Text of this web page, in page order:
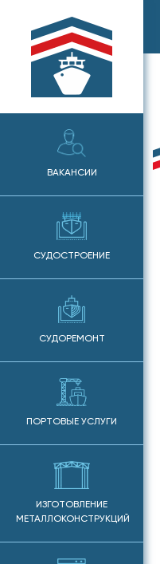
ВАКАНСИИ
СУДОСТРОЕНИЕ
СУДОРЕМОНТ
ПОРТОВЫЕ УСЛУГИ
ИЗГОТОВЛЕНИЕ
МЕТАЛЛОКОНСТРУКЦИЙ